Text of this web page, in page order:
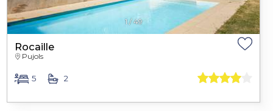
1/49
Rocaille
Pujols
5 2